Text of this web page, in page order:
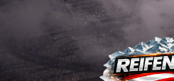
Navigation
springen
Inhalt
springen